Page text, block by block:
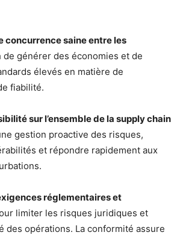
concurrence saine entre les
de générer des économies et de
élevés en matière de
fiabilité.
sur l’ensemble de la supply chain
gestion proactive des risques,
et répondre rapidement aux
réglementaires et
limiter les risques juridiques et
des opérations. La conformité assure